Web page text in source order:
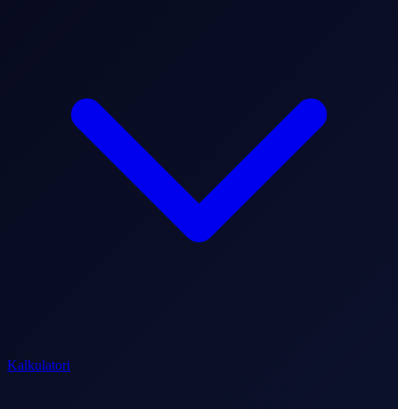
Kalkulatori